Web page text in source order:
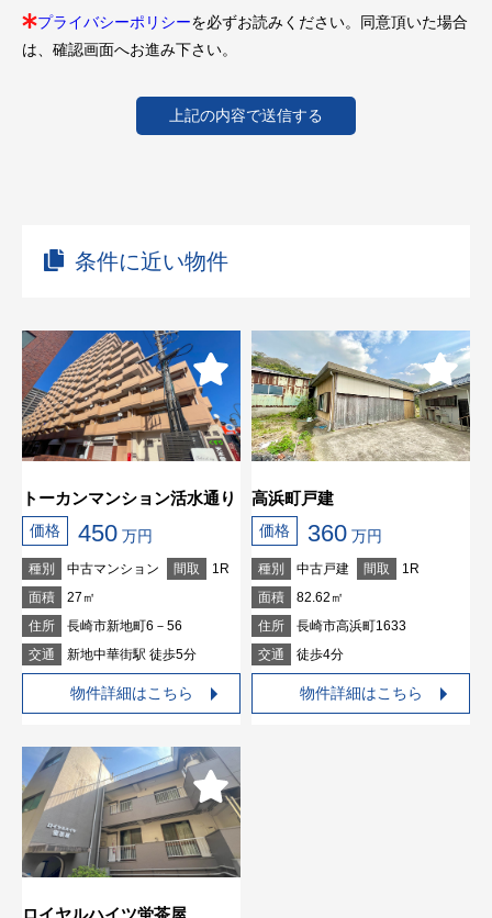
プライバシーポリシーを必ずお読みください。同意頂いた場合
は、確認画面へお進み下さい。
条件に近い物件
トーカンマンション活水通り
価格 450 万円
種別 中古マンション 間取
1R
面積
27㎡
住所
長崎市新地町6－56
交通
新地中華街駅 徒歩5分
物件詳細はこちら
高浜町戸建
価格 360 万円
種別 中古戸建 間取
1R
面積
82.62㎡
住所
長崎市高浜町1633
交通
徒歩4分
物件詳細はこちら